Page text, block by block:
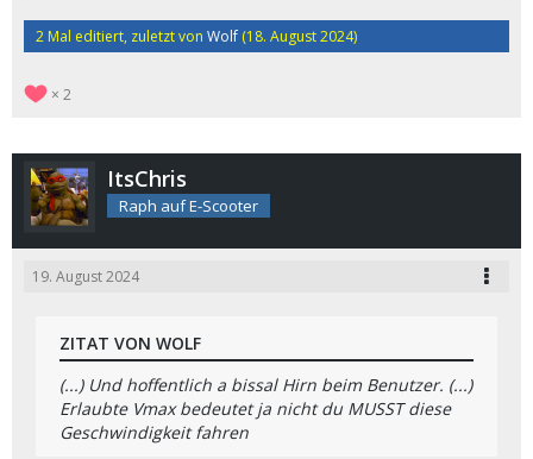
2 Mal editiert, zuletzt von Wolf (18. August 2024)
2
ItsChris
Raph auf E-Scooter
19. August 2024
ZITAT VON WOLF
(...) Und hoffentlich a bissal Hirn beim Benutzer. (...)
Erlaubte Vmax bedeutet ja nicht du MUSST diese
Geschwindigkeit fahren